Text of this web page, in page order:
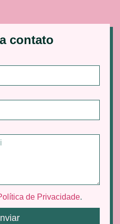
contato
de Privacidade.